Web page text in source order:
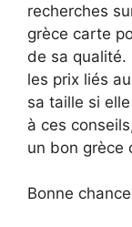
recherches
grèce carte
de sa qualité.
les prix liés
sa taille si
à ces
un bon grèce
Bonne